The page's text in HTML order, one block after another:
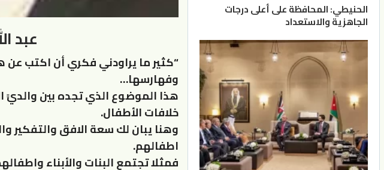
عبد
“كثير ما يراودني فكري أن اكتب عن
وفهارسها…
هذا الموضوع الذي تجده بين والديًَ
خلافات الأطفال.
وهنا يبان لك سعة الافق والتفكير
اطفالهم.
فمثلا تجتمع البنات والأبناء
الحنيطي: المحافظة على أعلى درجات
الجاهزية والاستعداد